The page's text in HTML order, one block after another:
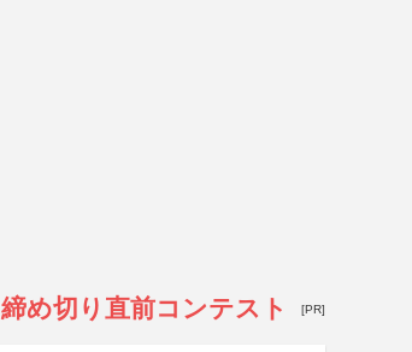
締め切り直前コンテスト [PR]